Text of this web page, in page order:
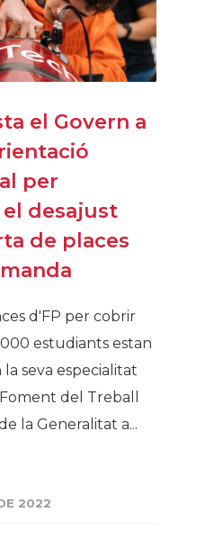
el Govern a
per
desajust
de places
d'FP per cobrir
estudiants estan
seva especialitat
del Treball
la Generalitat a...
2022